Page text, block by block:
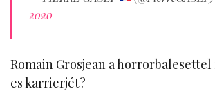
2020
Romain Grosjean a
es karrierjét?